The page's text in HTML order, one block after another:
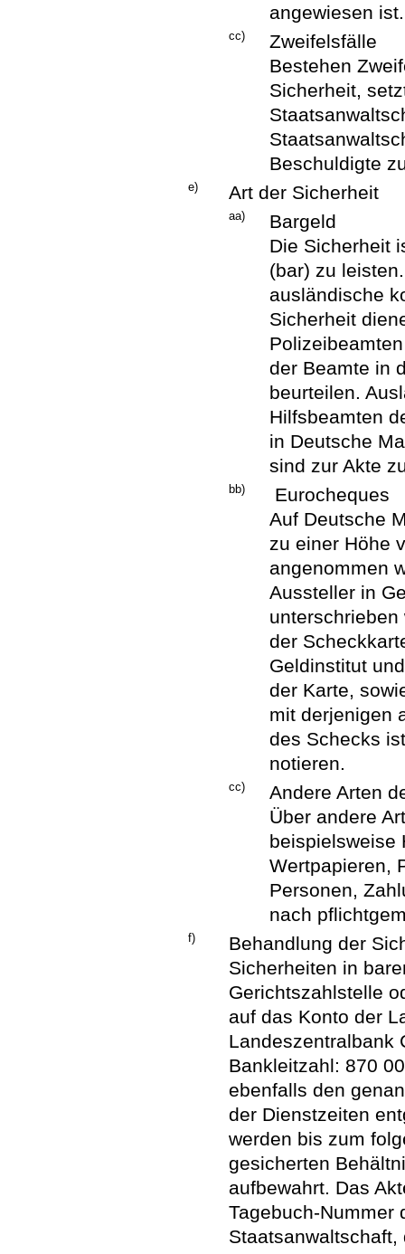
angewiesen ist.
cc)
Zweifelsfälle
Bestehen
Sicherheit,
Beschuldigte
e) Art der Sicherheit
aa)
Bargeld
Die Sicherheit
(bar) zu
ausländische
Sicherheit
der Beamte in
beurteilen.
Hilfsbeamten
in Deutsche
sind zur Akte
bb)
Eurocheques
Auf Deutsche
zu einer Höhe
angenommen
Aussteller in
der
Geldinstitut
der Karte,
mit derjenigen
des Schecks
notieren.
cc)
Andere Arten
Über andere
beispielsweise
Wertpapieren,
Personen,
nach
f)
Behandlung der
Sicherheiten in
Gerichtszahlstelle
auf das Konto der
Landeszentralbank
Bankleitzahl: 870
ebenfalls den
der Dienstzeiten
werden bis zum
gesicherten
aufbewahrt. Das
Tagebuch-Nummer